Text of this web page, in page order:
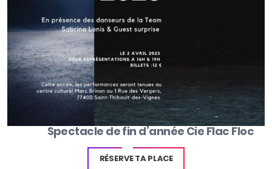
Article suivant
Spectacle de fin d’année Cie Flac Floc
RÉSERVE TA PLACE